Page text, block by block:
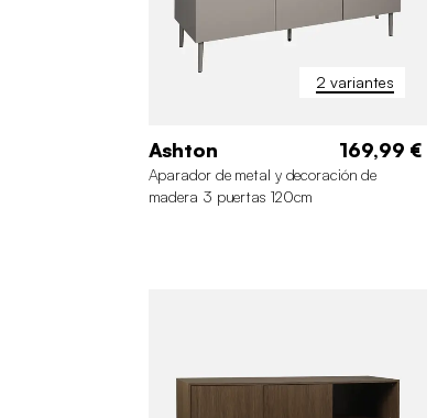
2 variantes
Ashton 169,99 €
Aparador de metal y decoración de
madera 3 puertas 120cm